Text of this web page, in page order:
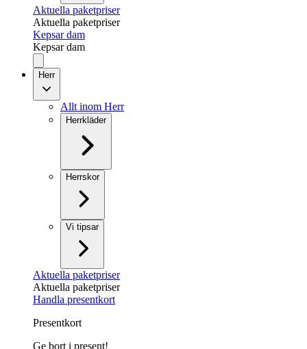
Aktuella paketpriser
Aktuella paketpriser
Kepsar dam
Kepsar dam
Herr
Allt inom Herr
Herrkläder
Herrskor
Vi tipsar
Aktuella paketpriser
Aktuella paketpriser
Handla presentkort
Presentkort
Ge bort i present!